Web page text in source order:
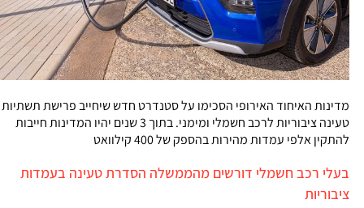
מדינות האיחוד האירופי הסכימו על סטנדרט חדש שיחייב פרישת תשתיות
טעינה ציבוריות לרכב חשמלי ומימני. בתוך 3 שנים יהיו המדינות חייבות
להתקין אלפי עמדות מהירות בהספק של 400 קילוואט
בעלי רכב חשמלי דורשים מהממשלה הסדרת טעינה בעמדות
ציבוריות